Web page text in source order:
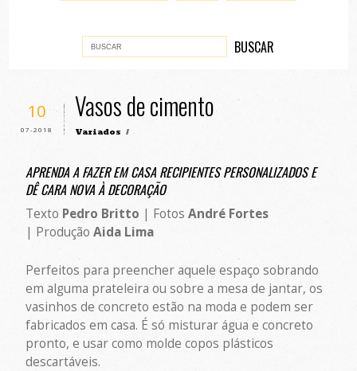
10
07-2018
Vasos de cimento
Variados /
APRENDA A FAZER EM CASA RECIPIENTES PERSONALIZADOS E
DÊ CARA NOVA À DECORAÇÃO
Texto Pedro Britto | FotosAndré Fortes
| ProduçãoAida Lima
Perfeitos para preencher aquele espaço sobrando
em alguma prateleira ou sobre a mesa de jantar, os
vasinhos de concreto estão na moda e podem ser
fabricados em casa. É só misturar água e concreto
pronto, e usar como molde copos plásticos
descartáveis.